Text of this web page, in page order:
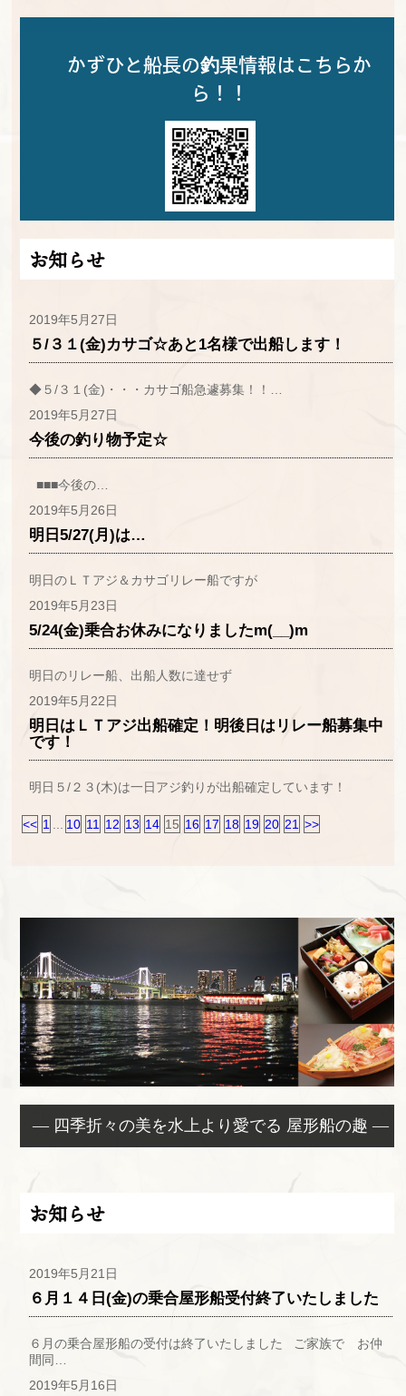
かずひと船長の釣果情報はこちらか
ら！！
お知らせ
2019年5月27日
５/３１(金)カサゴ☆あと1名様で出船します！
◆５/３１(金)・・・カサゴ船急遽募集！！…
2019年5月27日
今後の釣り物予定☆
■■■今後の…
2019年5月26日
明日5/27(月)は…
明日のＬＴアジ＆カサゴリレー船ですが
2019年5月23日
5/24(金)乗合お休みになりましたm(__)m
明日のリレー船、出船人数に達せず
2019年5月22日
明日はＬＴアジ出船確定！明後日はリレー船募集中
です！
明日５/２３(木)は一日アジ釣りが出船確定しています！
<< 1 10 11 12 13 14 15 16 17 18 19 20 21 >>
— 四季折々の美を水上より愛でる 屋形船の趣 —
お知らせ
2019年5月21日
６月１４日(金)の乗合屋形船受付終了いたしました
６月の乗合屋形船の受付は終了いたしました ご家族で お仲
間同…
2019年5月16日